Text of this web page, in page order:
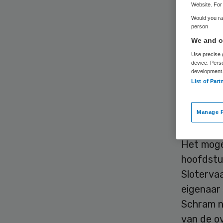
De
Het
Schram
van de
Website.
Would you
person
We and
Use precise
device.
development.
List of
Manage